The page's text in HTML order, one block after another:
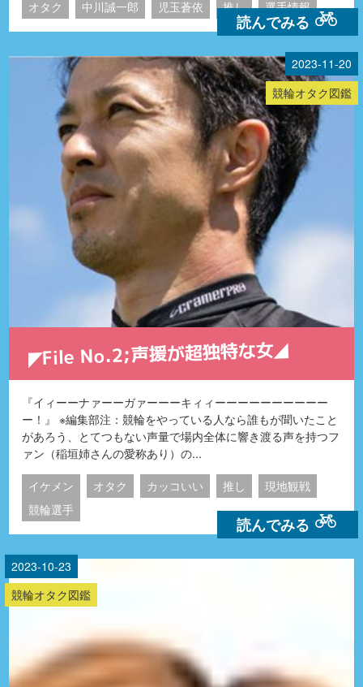
オタク 中川誠一郎 児玉蒼依 推し 選手情報
読んでみる
2023-11-20
競輪オタク図鑑
◤File No.2;声援が超独特な女◢
『イィーーナァーーガァーーーキィィーーーーーーーーーー
ー！』 ※編集部注：競輪をやっている人なら誰もが聞いたこと
があろう、とてつもない声量で場内全体に響き渡る声を持つフ
ァン（稲垣姉さんの愛称あり）の...
イケメン オタク カッコいい 推し
現地観戦
競輪選手
読んでみる
2023-10-23
競輪オタク図鑑